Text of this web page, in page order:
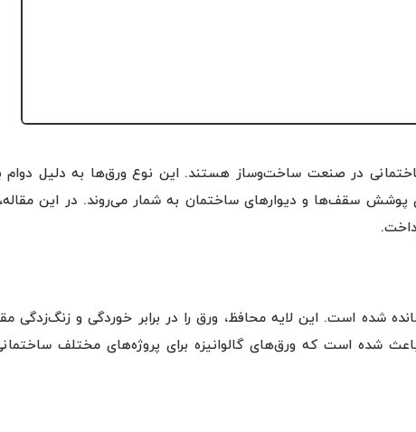
در صنعت ساخت‌وساز هستند. این نوع ورق‌ها به دلیل دوام
پوشش سقف‌ها و دیوارهای ساختمان به شمار می‌روند. در این
شده است. این لایه محافظ، ورق را در برابر خوردگی و زنگ‌زدگی
شده است که ورق‌های گالوانیزه برای پروژه‌های مختلف